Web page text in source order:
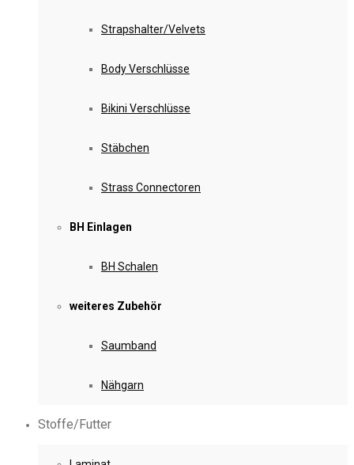
Strapshalter/Velvets
Body Verschlüsse
Bikini Verschlüsse
Stäbchen
Strass Connectoren
BH Einlagen
BH Schalen
weiteres Zubehör
Saumband
Nähgarn
Stoffe/Futter